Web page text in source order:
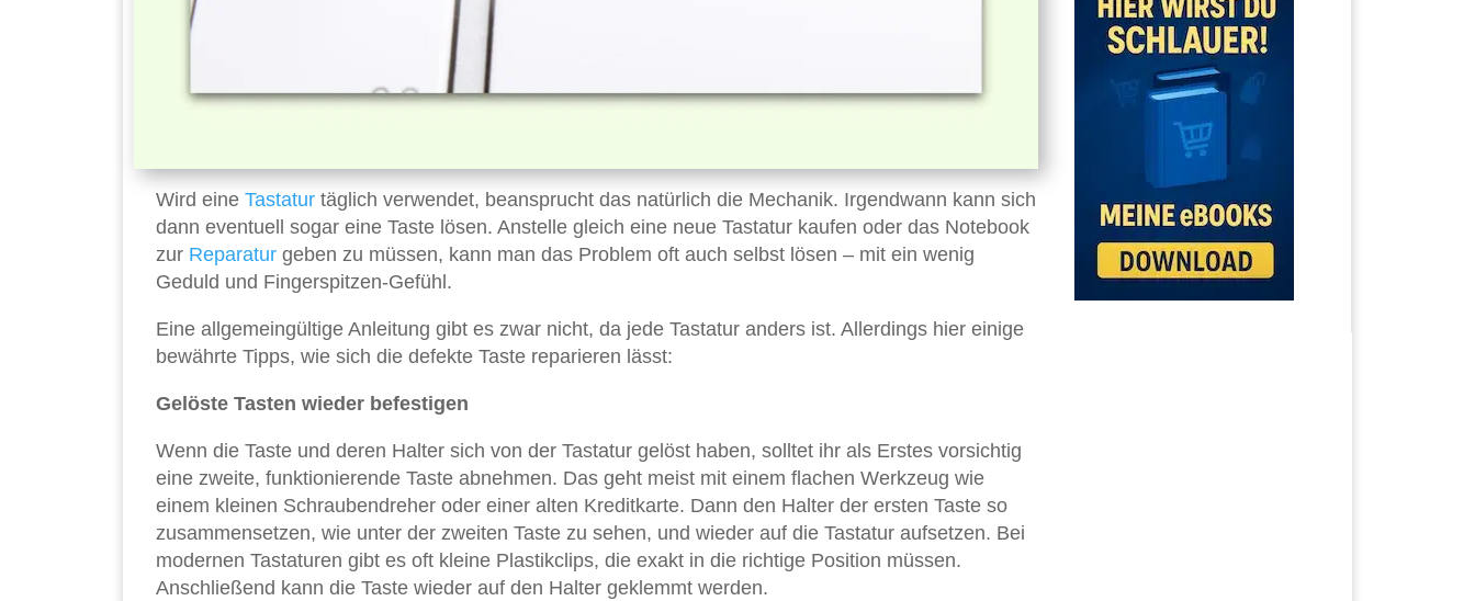
Wird eine Tastatur täglich verwendet, beansprucht das natürlich die Mechanik. Irgendwann kann sich
dann eventuell sogar eine Taste lösen. Anstelle gleich eine neue Tastatur kaufen oder das Notebook
zur Reparatur geben zu müssen, kann man das Problem oft auch selbst lösen – mit ein wenig
Geduld und Fingerspitzen-Gefühl.
Eine allgemeingültige Anleitung gibt es zwar nicht, da jede Tastatur anders ist. Allerdings hier einige
bewährte Tipps, wie sich die defekte Taste reparieren lässt:
Gelöste Tasten wieder befestigen
Wenn die Taste und deren Halter sich von der Tastatur gelöst haben, solltet ihr als Erstes vorsichtig
eine zweite, funktionierende Taste abnehmen. Das geht meist mit einem flachen Werkzeug wie
einem kleinen Schraubendreher oder einer alten Kreditkarte. Dann den Halter der ersten Taste so
zusammensetzen, wie unter der zweiten Taste zu sehen, und wieder auf die Tastatur aufsetzen. Bei
modernen Tastaturen gibt es oft kleine Plastikclips, die exakt in die richtige Position müssen.
Anschließend kann die Taste wieder auf den Halter geklemmt werden.